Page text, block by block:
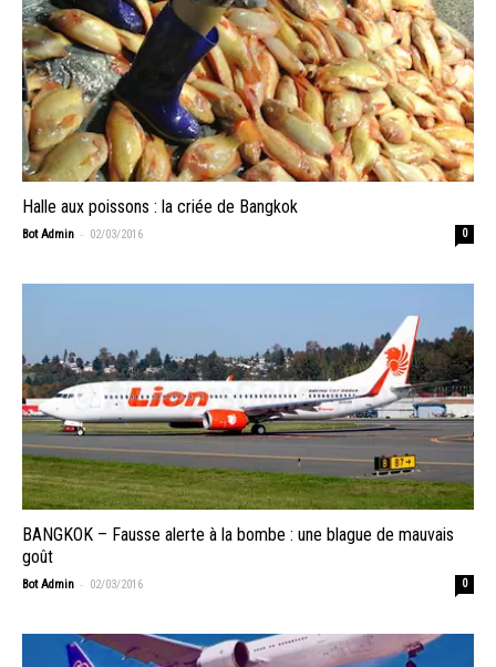
Halle aux poissons : la criée de Bangkok
Bot Admin - 02/03/2016 0
BANGKOK – Fausse alerte à la bombe : une blague de mauvais
goût
Bot Admin - 02/03/2016 0